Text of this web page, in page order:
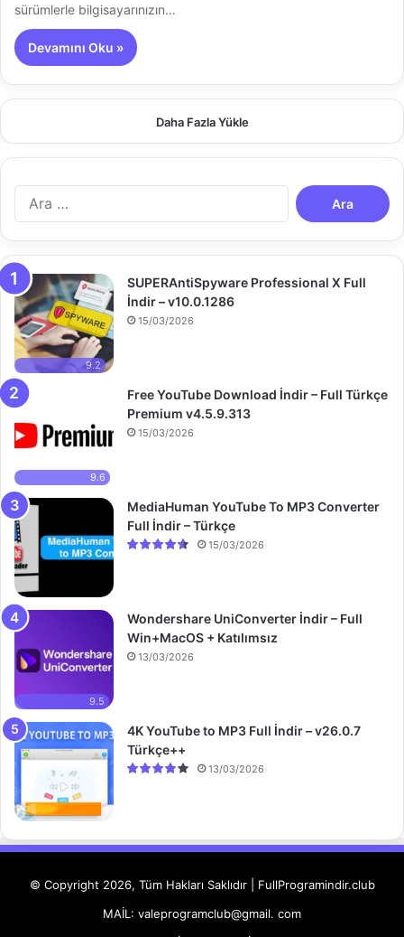
sürümlerle bilgisayarınızın…
Devamını Oku »
Daha Fazla Yükle
:
9.2
SUPERAntiSpyware Professional X Full
İndir – v10.0.1286
15/03/2026
9.6
Free YouTube Download İndir – Full Türkçe
Premium v4.5.9.313
15/03/2026
MediaHuman YouTube To MP3 Converter
Full İndir – Türkçe
15/03/2026
9.5
Wondershare UniConverter İndir – Full
Win+MacOS + Katılımsız
13/03/2026
4K YouTube to MP3 Full İndir – v26.0.7
Türkçe++
13/03/2026
© Copyright 2026, Tüm Hakları Saklıdır | FullProgramindir.club
MAİL: valeprogramclub@gmail. com